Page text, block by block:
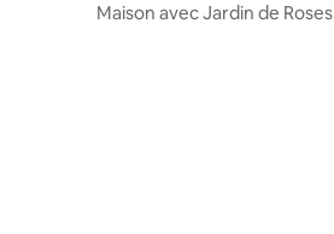
Maison avec Jardin de Roses